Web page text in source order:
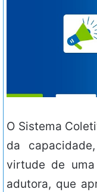
O Sistema
da
virtude de uma
adutora, que